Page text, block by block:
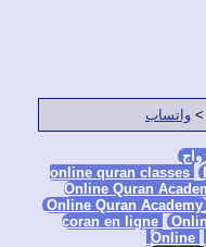
Online Quran
coran en